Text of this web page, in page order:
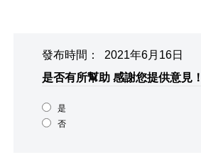
發布時間： 2021年6月16日
是否有所幫助 感謝您提供意見！
是
否